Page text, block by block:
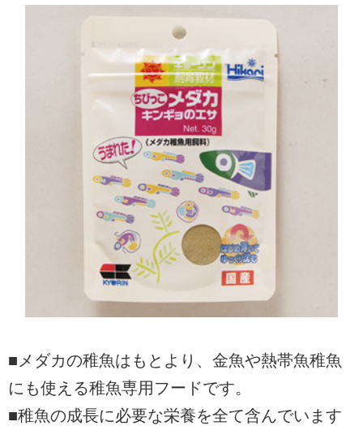
■メダカの稚魚はもとより、金魚や熱帯魚稚魚
にも使える稚魚専用フードです。
■稚魚の成長に必要な栄養を全て含んでいます